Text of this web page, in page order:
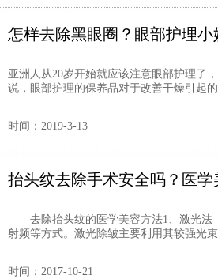
怎样去除黑眼圈？眼部护理小
亚洲人从20岁开始就应该注意眼部护理了
说，眼部护理的保养品对于改善干燥引起
时间：2019-3-13
抬头纹去除手术安全吗？医
去除抬头纹的医学美容方法1、激光法
射频等方式。激光除皱主要利用其较强光
时间：2017-10-21